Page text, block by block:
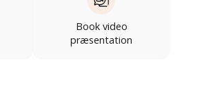
Book video
præsentation